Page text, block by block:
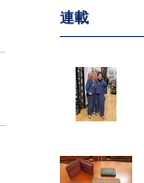
連載